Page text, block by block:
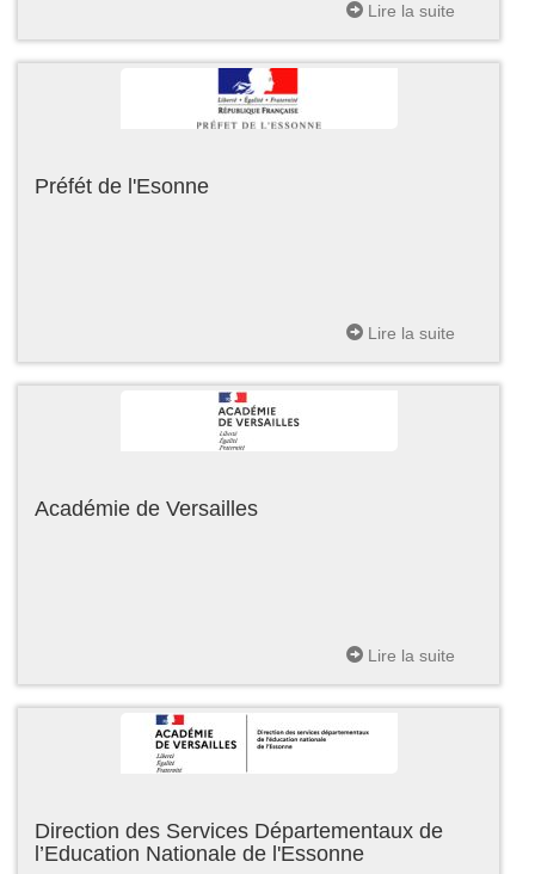
Lire la suite
Préfét de l'Esonne
Lire la suite
Académie de Versailles
Lire la suite
Direction des Services Départementaux de
l’Education Nationale de l'Essonne